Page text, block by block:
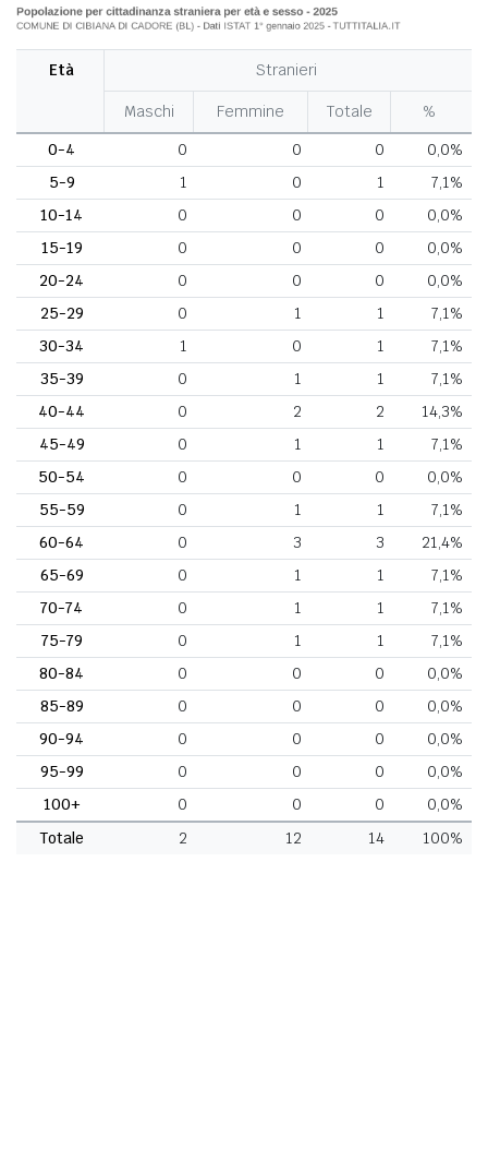
Età Stranieri
Maschi Femmine Totale
%
0-4
0 0 0
0,0%
5-9
1 0 1
7,1%
10-14
0 0 0
0,0%
15-19
0 0 0
0,0%
20-24
0 0 0
0,0%
25-29
0 1 1
7,1%
30-34
1 0 1
7,1%
35-39
0 1 1
7,1%
40-44
0 2 2
14,3%
45-49
0 1 1
7,1%
50-54
0 0 0
0,0%
55-59
0 1 1
7,1%
60-64
0 3 3
21,4%
65-69
0 1 1
7,1%
70-74
0 1 1
7,1%
75-79
0 1 1
7,1%
80-84
0 0 0
0,0%
85-89
0 0 0
0,0%
90-94
0 0 0
0,0%
95-99
0 0 0
0,0%
100+
0 0 0
0,0%
Totale
2 12 14 100%